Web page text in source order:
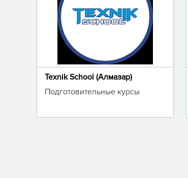
Texnik School (Алмазар)
Подготовительные курсы